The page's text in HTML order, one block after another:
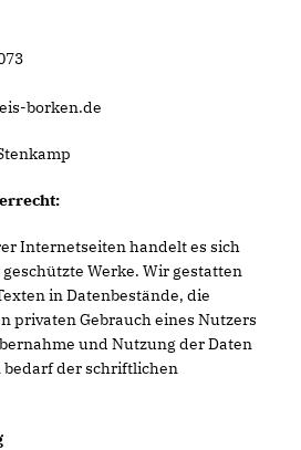
borken.de
Internetseiten handelt es sich
Werke. Wir gestatten
in Datenbestände, die
privaten Gebrauch eines Nutzers
und Nutzung der Daten
bedarf der schriftlichen